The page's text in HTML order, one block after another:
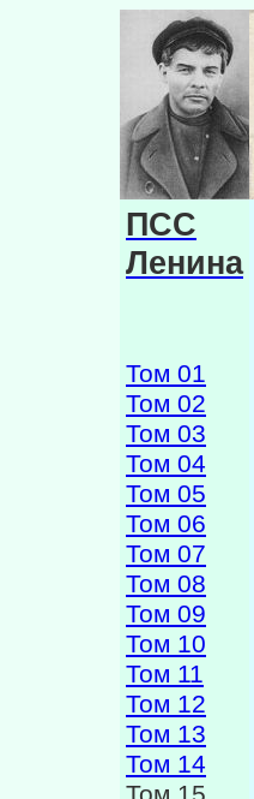
ПСС
Ленина
Том 01
Том 02
Том 03
Том 04
Том 05
Том 06
Том 07
Том 08
Том 09
Том 10
Том 11
Том 12
Том 13
Том 14